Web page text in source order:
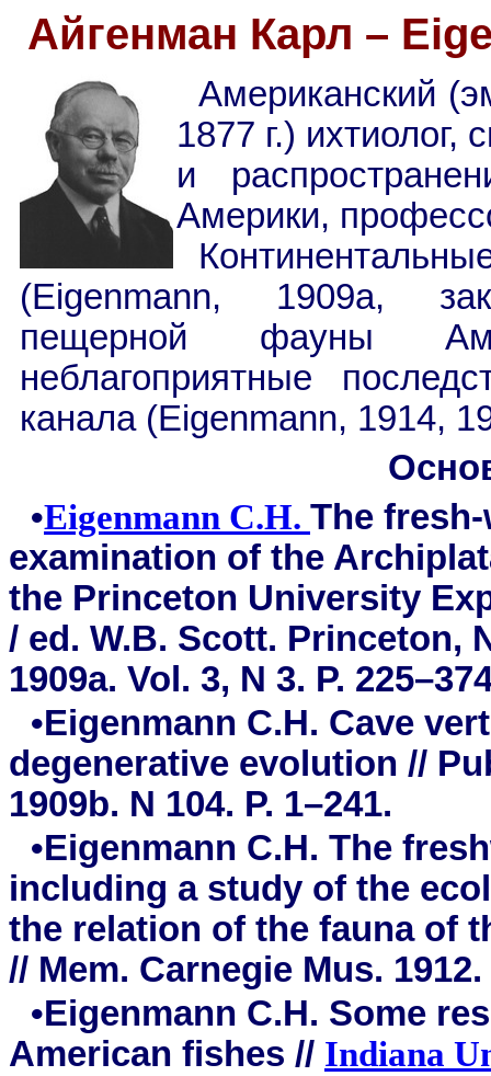
Айгенман Карл –
Американский
1877 г.) ихтиолог,
и
Америки,
(Eigenmann, 1909a,
пещерной фауны
неблагоприятные
канала (Eigenmann, 1914,
•Eigenmann C.H. The
examination of the
the Princeton University
/ ed. W.B. Scott. Princeton,
1909a. Vol. 3, N 3. P.
•Eigenmann C.H. Cave
degenerative evolution //
1909b. N 104. P. 1–241.
•Eigenmann C.H. The
including a study of the
the relation of the fauna of
// Mem. Carnegie Mus.
•Eigenmann C.H. Some
American fishes // Indiana